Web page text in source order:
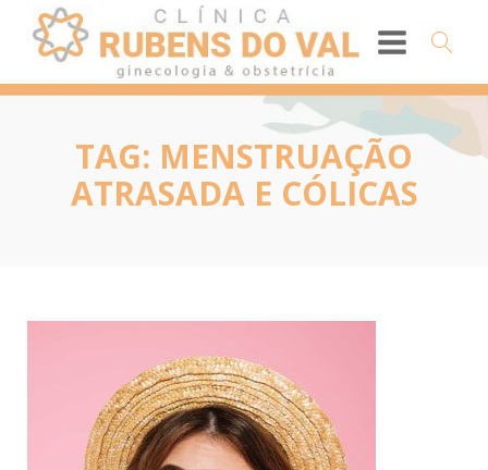
TAG: MENSTRUAÇÃO
ATRASADA E CÓLICAS